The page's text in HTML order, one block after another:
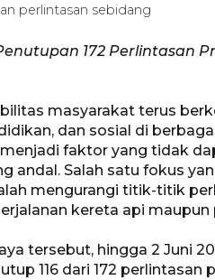
perlintasan sebidang
172 Perlintasan
masyarakat terus
dan sosial di
faktor yang tidak
andal. Salah satu fokus
mengurangi titik-titik
kereta api maupun
tersebut, hingga 2 Juni
116 dari 172